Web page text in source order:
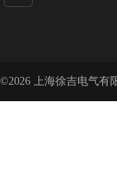
©2026 上海徐吉电气有